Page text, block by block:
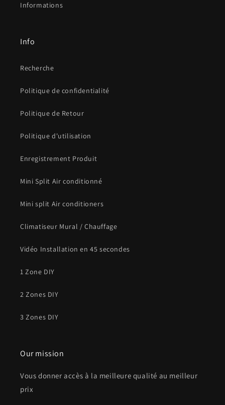
Informations
Info
Recherche
Politique de confidentialité
Politique de Retour
Politique d'utilisation
Enregistrement Produit
Mini Split Air conditionné
Mini split Air conditioners
Climatiseur Mural / Chauffage
Vidéo Installation en 45 secondes
1 Zone DIY
2 Zones DIY
3 Zones DIY
Our mission
Vous donner accès à la meilleure qualité au meilleur
prix